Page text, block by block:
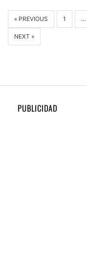
« PREVIOUS 1 …
NEXT »
PUBLICIDAD